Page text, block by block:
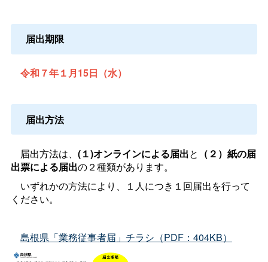
届出期限
令和７年１月15日（水）
届出方法
届出方法は、 (１)オンラインによる届出と （２）紙の届
出票による届出の２種類があります。
いずれかの方法により、１人につき１回届出を行って
ください。
島根県「業務従事者届」チラシ（PDF：404KB）